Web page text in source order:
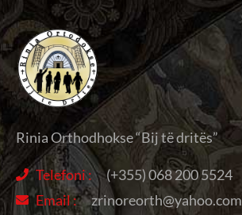
Rinia Orthodhokse “Bij të dritës”
Telefoni :
(+355) 068 200 5524
Email :
zrinoreorth@yahoo.com